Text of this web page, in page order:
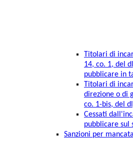
Titolari di
14, co. 1, del
pubblicare in
Titolari di
direzione o di
co. 1-bis, del
Cessati
pubblicare sul
Sanzioni per